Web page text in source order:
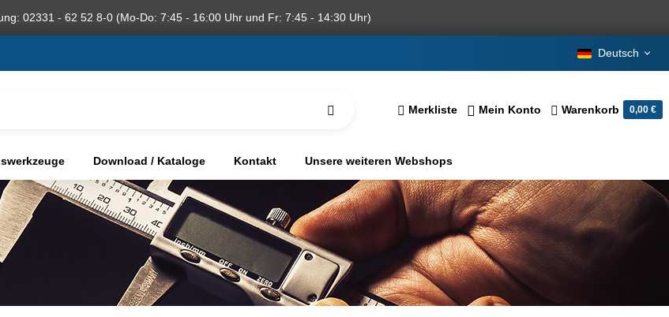
02331 - 62 52 8-0 (Mo-Do: 7:45 - 16:00 Uhr und Fr: 7:45 - 14:30 Uhr)
Deutsch
Merkliste Mein Konto Warenkorb 0,00 €
Download / Kataloge Kontakt Unsere weiteren Webshops